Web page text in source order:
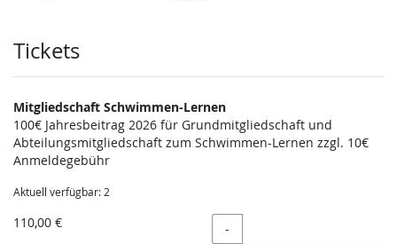
Produkte
Tickets
Mitgliedschaft Schwimmen-Lernen
100€ Jahresbeitrag 2026 für Grundmitgliedschaft und
Abteilungsmitgliedschaft zum Schwimmen-Lernen zzgl. 10€
Anmeldegebühr
Aktuell verfügbar: 2
110,00 € Menge
-